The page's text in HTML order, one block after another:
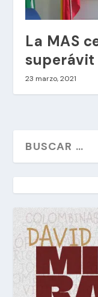
La MAS
superávit
23 marzo, 2021